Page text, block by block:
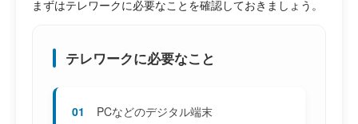
まずはテレワークに必要なことを確認しておきましょう。
テレワークに必要なこと
01 PCなどのデジタル端末